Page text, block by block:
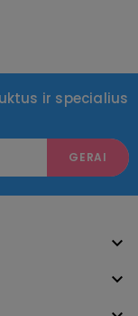
ir specialius

